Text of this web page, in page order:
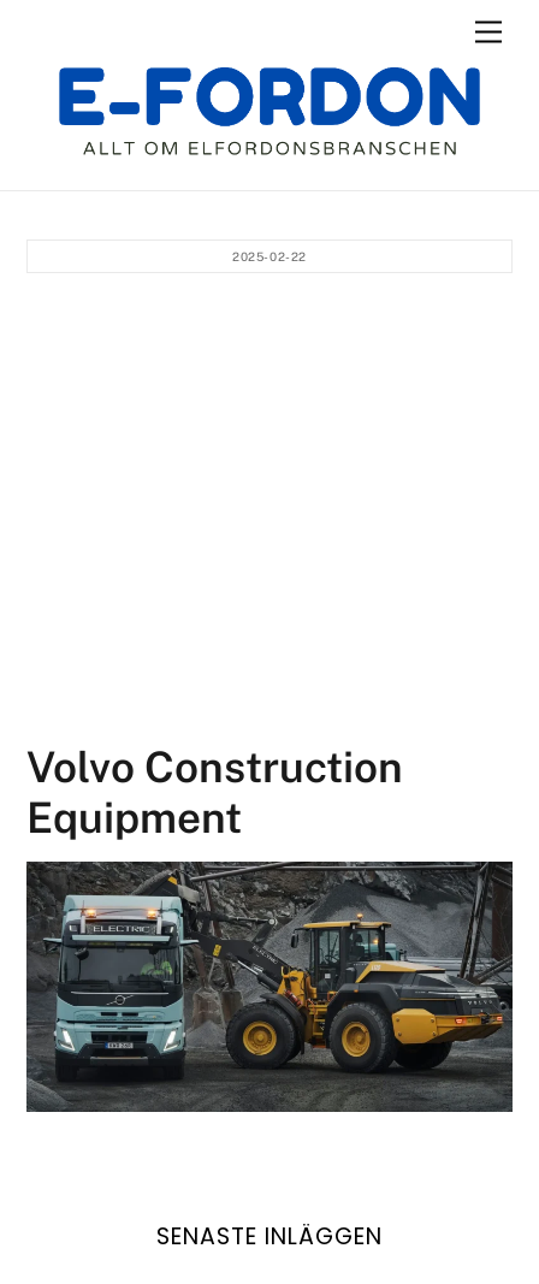
content
2025-02-22
Volvo Construction
Equipment
SENASTE INLÄGGEN